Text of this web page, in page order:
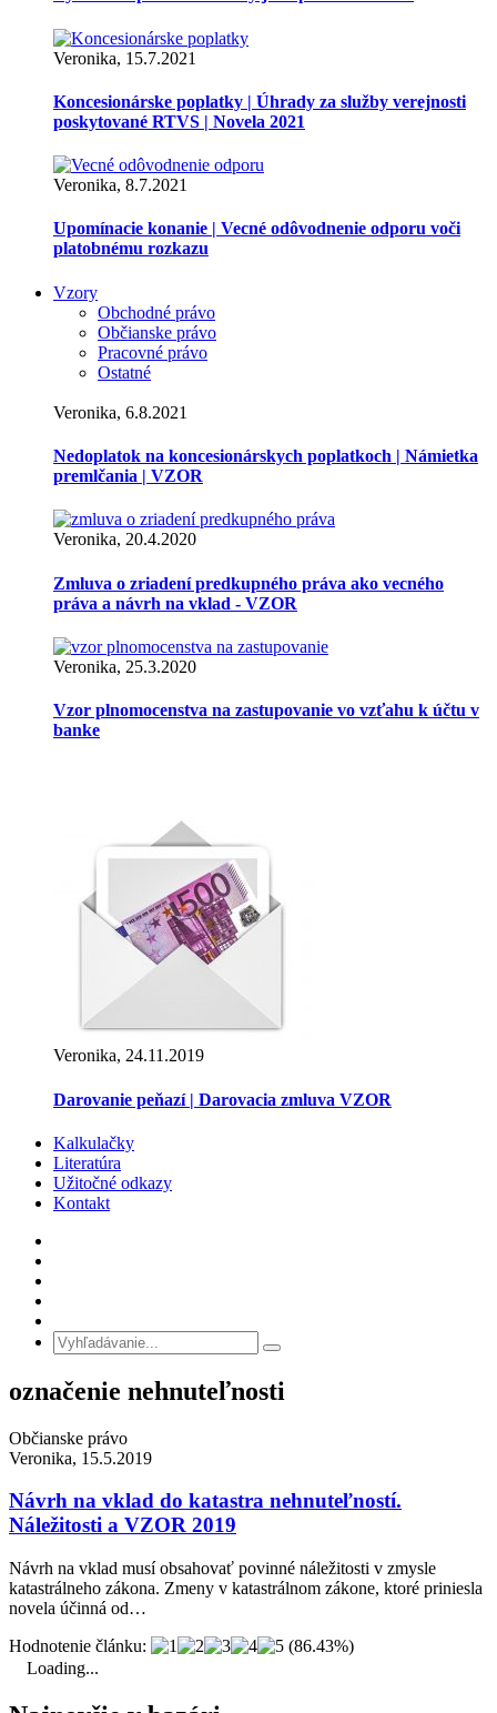
Veronika, 15.7.2021
Koncesionárske poplatky | Úhrady za služby verejnosti
poskytované RTVS | Novela 2021
Veronika, 8.7.2021
Upomínacie konanie | Vecné odôvodnenie odporu voči
platobnému rozkazu
Vzory
Obchodné právo
Občianske právo
Pracovné právo
Ostatné
Veronika, 6.8.2021
Nedoplatok na koncesionárskych poplatkoch | Námietka
premlčania | VZOR
Veronika, 20.4.2020
Zmluva o zriadení predkupného práva ako vecného
práva a návrh na vklad - VZOR
Veronika, 25.3.2020
Vzor plnomocenstva na zastupovanie vo vzťahu k účtu v
banke
Veronika, 24.11.2019
Darovanie peňazí | Darovacia zmluva VZOR
Kalkulačky
Literatúra
Užitočné odkazy
Kontakt
označenie nehnuteľnosti
Občianske právo
Veronika, 15.5.2019
Návrh na vklad do katastra nehnuteľností.
Náležitosti a VZOR 2019
Návrh na vklad musí obsahovať povinné náležitosti v zmysle
katastrálneho zákona. Zmeny v katastrálnom zákone, ktoré priniesla
novela účinná od…
Hodnotenie článku:
(86.43%)
Loading...